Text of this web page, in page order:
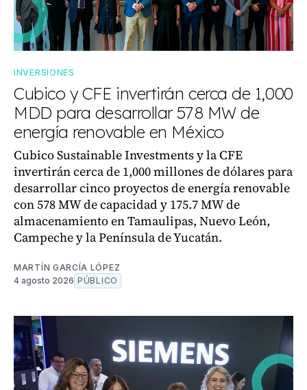
INVERSIONES
Cubico y CFE invertirán cerca de 1,000
MDD para desarrollar 578 MW de
energía renovable en México
Cubico Sustainable Investments y la CFE
invertirán cerca de 1,000 millones de dólares para
desarrollar cinco proyectos de energía renovable
con 578 MW de capacidad y 175.7 MW de
almacenamiento en Tamaulipas, Nuevo León,
Campeche y la Península de Yucatán.
MARTÍN GARCÍA LÓPEZ
4 agosto 2026 PÚBLICO